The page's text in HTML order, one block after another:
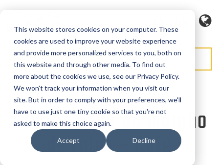
This website stores cookies on your computer. These
cookies are used to improve your website experience
and provide more personalized services to you, both on
this website and through other media. To find out
more about the cookies we use, see our Privacy Policy.
We won't track your information when you visit our
site. But in order to comply with your preferences, we'll
have to use just one tiny cookie so that you're not
asked to make this choice again.
Accept Decline
SOLICITAR ORÇAMENTO SOLICITAR SERVIÇO
700 Desenho do moinho
de rolos – Café